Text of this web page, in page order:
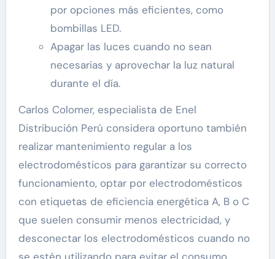
por opciones más eficientes, como
bombillas LED.
Apagar las luces cuando no sean
necesarias y aprovechar la luz natural
durante el día.
Carlos Colomer, especialista de Enel
Distribución Perú considera oportuno también
realizar mantenimiento regular a los
electrodomésticos para garantizar su correcto
funcionamiento, optar por electrodomésticos
con etiquetas de eficiencia energética A, B o C
que suelen consumir menos electricidad, y
desconectar los electrodomésticos cuando no